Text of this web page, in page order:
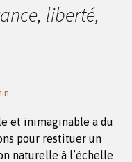
liberté,
et inimaginable a du
pour restituer un
naturelle à l’échelle